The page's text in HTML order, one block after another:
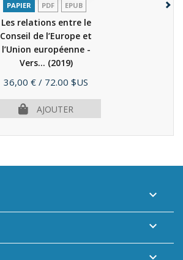
PAPIER PDF EPUB
Les relations entre le
Conseil de l’Europe et
l’Union européenne -
Vers... (2019)
Prix
36,00 € / 72.00 $US
AJOUTER

